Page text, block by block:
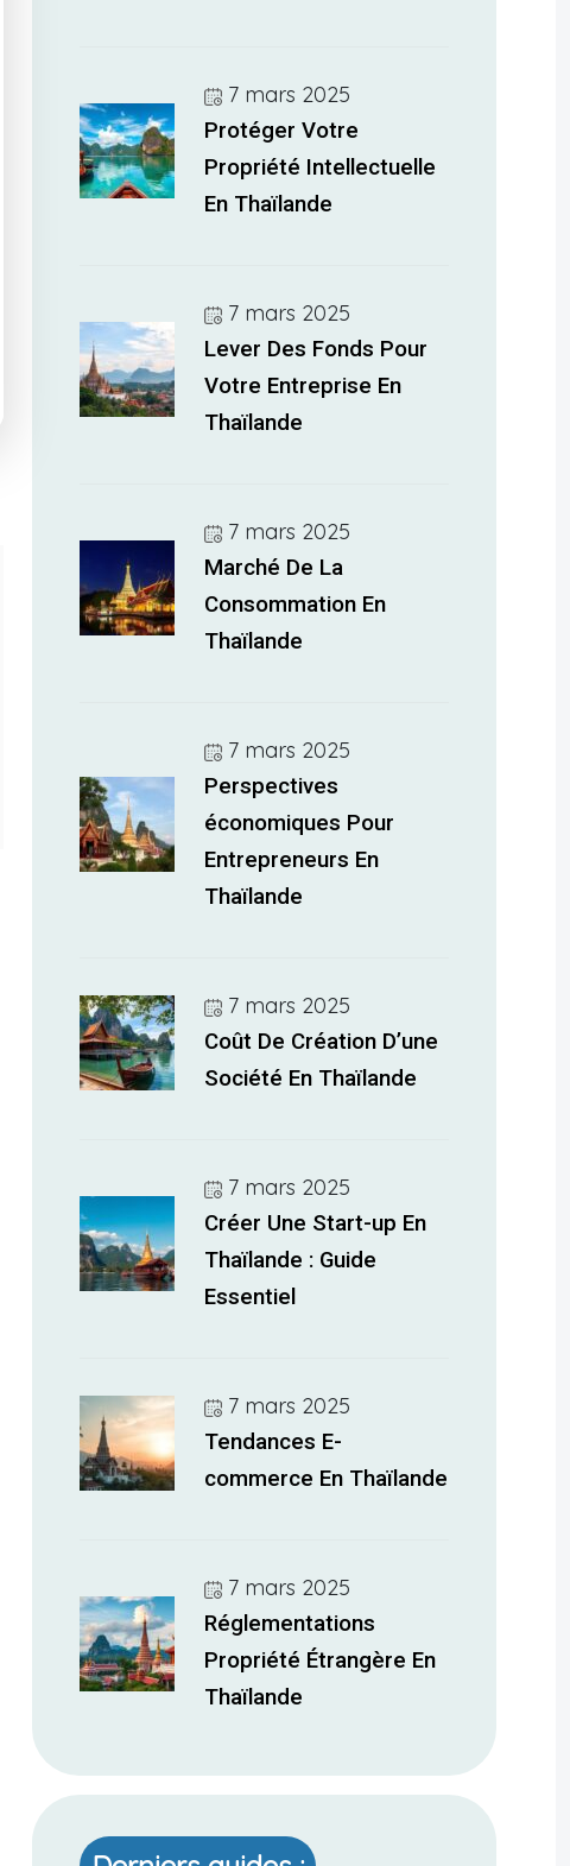
7 mars 2025
Protéger Votre
Propriété Intellectuelle
En Thaïlande
7 mars 2025
Lever Des Fonds Pour
Votre Entreprise En
Thaïlande
7 mars 2025
Marché De La
Consommation En
Thaïlande
7 mars 2025
Perspectives
économiques Pour
Entrepreneurs En
Thaïlande
7 mars 2025
Coût De Création D’une
Société En Thaïlande
7 mars 2025
Créer Une Start-up En
Thaïlande : Guide
Essentiel
7 mars 2025
Tendances E-
commerce En Thaïlande
7 mars 2025
Réglementations
Propriété Étrangère En
Thaïlande